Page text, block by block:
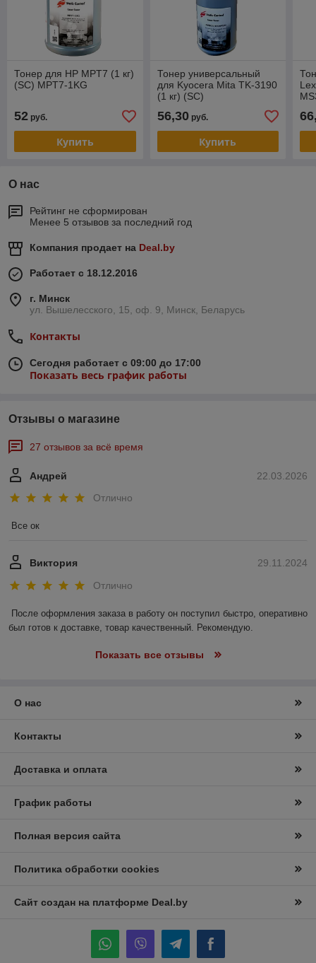
Тонер для HP MPT7 (1 кг)
(SC) MPT7-1KG
52 руб.
Купить
Тонер универсальный
для Kyocera Mita TK-3190
(1 кг) (SC)
56,30руб.
Купить
О нас
Рейтинг не сформирован
Менее 5 отзывов за последний год
Компания продает на Deal.by
Работает с 18.12.2016
г. Минск
ул. Вышелесского, 15, оф. 9, Минск, Беларусь
Контакты
Сегодня работает с 09:00 до 17:00
Показать весь график работы
Отзывы о магазине
27 отзывов за всё время
22.03.2026
Андрей
Отлично
Все ок
29.11.2024
Виктория
Отлично
После оформления заказа в работу он поступил быстро, оперативно
был готов к доставке, товар качественный. Рекомендую.
Показать все отзывы
О нас
Контакты
Доставка и оплата
График работы
Полная версия сайта
Политика обработки cookies
Сайт создан на платформе Deal.by